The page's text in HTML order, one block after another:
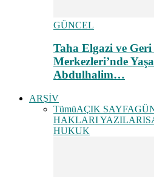
GÜNCEL
Taha Elgazi ve
Merkezleri’nde
Abdulhalim…
ARŞİV
TümüAÇIK SAYFA
HAKLARI YAZILARI
HUKUK